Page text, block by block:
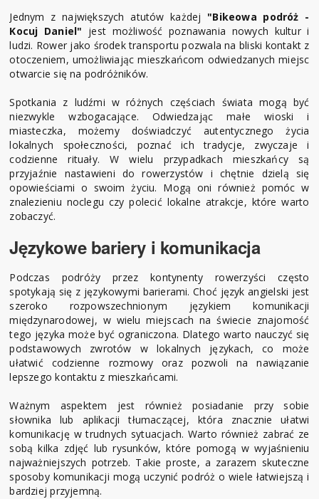
Jednym z największych atutów każdej "Bikeowa podróż -
Kocuj Daniel" jest możliwość poznawania nowych kultur i
ludzi. Rower jako środek transportu pozwala na bliski kontakt z
otoczeniem, umożliwiając mieszkańcom odwiedzanych miejsc
otwarcie się na podróżników.
Spotkania z ludźmi w różnych częściach świata mogą być
niezwykle wzbogacające. Odwiedzając małe wioski i
miasteczka, możemy doświadczyć autentycznego życia
lokalnych społeczności, poznać ich tradycje, zwyczaje i
codzienne rituały. W wielu przypadkach mieszkańcy są
przyjaźnie nastawieni do rowerzystów i chętnie dzielą się
opowieściami o swoim życiu. Mogą oni również pomóc w
znalezieniu noclegu czy polecić lokalne atrakcje, które warto
zobaczyć.
Językowe bariery i komunikacja
Podczas podróży przez kontynenty rowerzyści często
spotykają się z językowymi barierami. Choć język angielski jest
szeroko rozpowszechnionym językiem komunikacji
międzynarodowej, w wielu miejscach na świecie znajomość
tego języka może być ograniczona. Dlatego warto nauczyć się
podstawowych zwrotów w lokalnych językach, co może
ułatwić codzienne rozmowy oraz pozwoli na nawiązanie
lepszego kontaktu z mieszkańcami.
Ważnym aspektem jest również posiadanie przy sobie
słownika lub aplikacji tłumaczącej, która znacznie ułatwi
komunikację w trudnych sytuacjach. Warto również zabrać ze
sobą kilka zdjęć lub rysunków, które pomogą w wyjaśnieniu
najważniejszych potrzeb. Takie proste, a zarazem skuteczne
sposoby komunikacji mogą uczynić podróż o wiele łatwiejszą i
bardziej przyjemną.